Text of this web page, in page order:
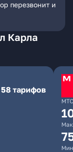
перезвонит и
Карла
58 тарифов
МТС